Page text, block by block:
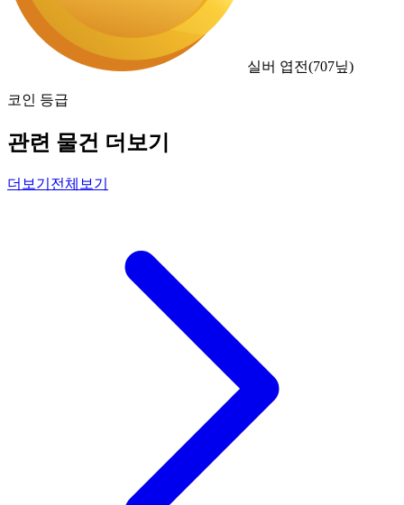
실버 엽전(707닢)
코인 등급
관련 물건 더보기
더보기 전체보기